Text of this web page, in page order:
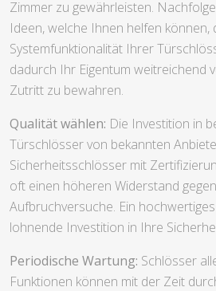
Zimmer zu gewährleisten.
Ideen, welche Ihnen helfen
Systemfunktionalität Ihrer
dadurch Ihr Eigentum weitreichend
Zutritt zu bewahren.
Qualität wählen: Die Investition in
Türschlösser von bekannten
Sicherheitsschlösser mit
oft einen höheren Widerstand
Aufbruchversuche. Ein
lohnende Investition in Ihre
Periodische Wartung: Schlösser
Funktionen können mit der Zeit